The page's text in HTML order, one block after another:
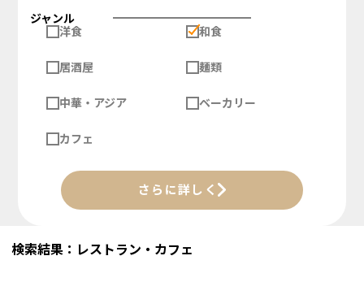
ジャンル
洋食
和食
居酒屋 麺類
中華・アジア ベーカリー
カフェ
さらに詳しく
検索結果：レストラン・カフェ